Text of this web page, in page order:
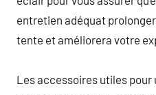
entretien adéquat
tente et améliorera votre
Les accessoires utiles pour